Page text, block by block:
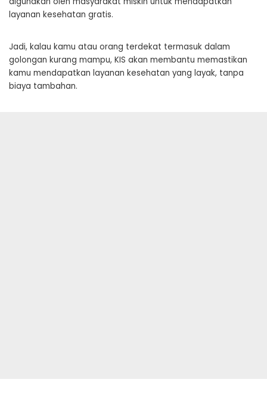
layanan kesehatan gratis.
Jadi, kalau kamu atau orang terdekat termasuk dalam
golongan kurang mampu, KIS akan membantu memastikan
kamu mendapatkan layanan kesehatan yang layak, tanpa
biaya tambahan.